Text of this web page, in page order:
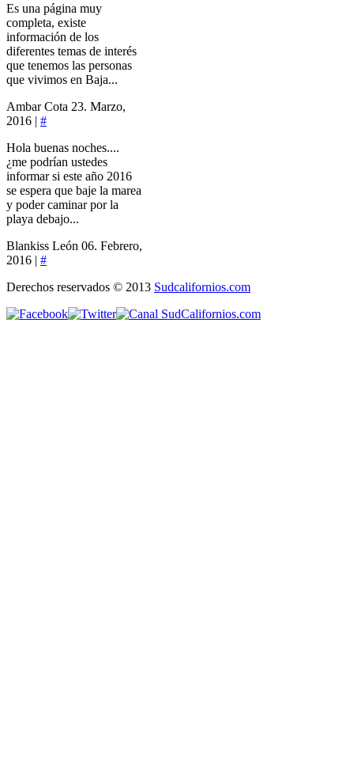
Es una página muy
completa, existe
información de los
diferentes temas de interés
que tenemos las personas
que vivimos en Baja...
Ambar Cota 23. Marzo,
2016 | #
Hola buenas noches....
¿me podrían ustedes
informar si este año 2016
se espera que baje la marea
y poder caminar por la
playa debajo...
Blankiss León 06. Febrero,
2016 | #
Derechos reservados © 2013 Sudcalifornios.com